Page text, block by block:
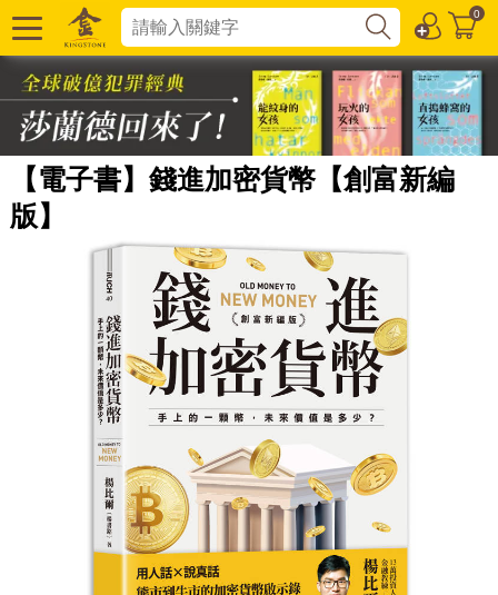
0
【電子書】錢進加密貨幣【創富新編
版】